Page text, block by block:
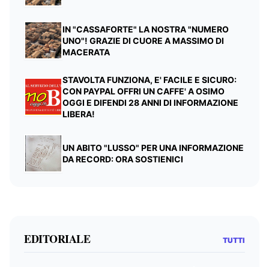
IN "CASSAFORTE" LA NOSTRA "NUMERO
UNO"! GRAZIE DI CUORE A MASSIMO DI
MACERATA
STAVOLTA FUNZIONA, E' FACILE E SICURO:
CON PAYPAL OFFRI UN CAFFE' A OSIMO
OGGI E DIFENDI 28 ANNI DI INFORMAZIONE
LIBERA!
UN ABITO "LUSSO" PER UNA INFORMAZIONE
DA RECORD: ORA SOSTIENICI
EDITORIALE TUTTI